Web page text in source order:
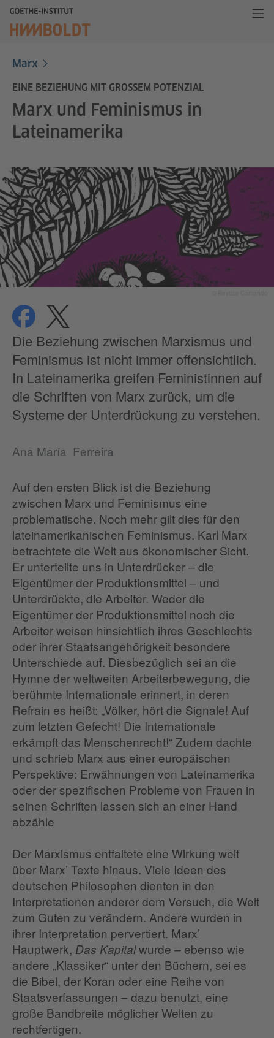
Marx
EINE BEZIEHUNG MIT GROSSEM POTENZIAL
Marx und Feminismus in
Lateinamerika
teilen teilen
Die Beziehung zwischen Marxismus und
Feminismus ist nicht immer offensichtlich.
In Lateinamerika greifen Feministinnen auf
die Schriften von Marx zurück, um die
Systeme der Unterdrückung zu verstehen.
Ana María Ferreira
Auf den ersten Blick ist die Beziehung
zwischen Marx und Feminismus eine
problematische. Noch mehr gilt dies für den
lateinamerikanischen Feminismus. Karl Marx
betrachtete die Welt aus ökonomischer Sicht.
Er unterteilte uns in Unterdrücker – die
Eigentümer der Produktionsmittel – und
Unterdrückte, die Arbeiter. Weder die
Eigentümer der Produktionsmittel noch die
Arbeiter weisen hinsichtlich ihres Geschlechts
oder ihrer Staatsangehörigkeit besondere
Unterschiede auf. Diesbezüglich sei an die
Hymne der weltweiten Arbeiterbewegung, die
berühmte Internationale erinnert, in deren
Refrain es heißt: „Völker, hört die Signale! Auf
zum letzten Gefecht! Die Internationale
erkämpft das Menschenrecht!“ Zudem dachte
und schrieb Marx aus einer europäischen
Perspektive: Erwähnungen von Lateinamerika
oder der spezifischen Probleme von Frauen in
seinen Schriften lassen sich an einer Hand
abzähle
Der Marxismus entfaltete eine Wirkung weit
über Marx’ Texte hinaus. Viele Ideen des
deutschen Philosophen dienten in den
Interpretationen anderer dem Versuch, die Welt
zum Guten zu verändern. Andere wurden in
ihrer Interpretation pervertiert. Marx’
Hauptwerk, Das Kapitalwurde – ebenso wie
andere „Klassiker“ unter den Büchern, sei es
die Bibel, der Koran oder eine Reihe von
Staatsverfassungen – dazu benutzt, eine
große Bandbreite möglicher Welten zu
rechtfertigen.